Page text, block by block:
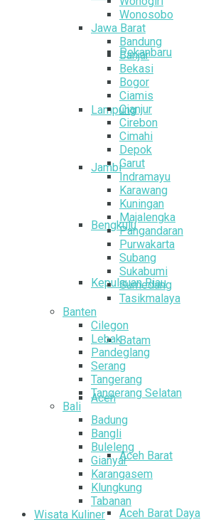
Pekanbaru
Lampung
Jambi
Bengkulu
Kepulauan Riau
Batam
Aceh
Aceh Barat
Aceh Barat Daya
Wonosobo
Jawa Barat
Bandung
Banjar
Bekasi
Bogor
Ciamis
Cianjur
Cirebon
Cimahi
Depok
Garut
Indramayu
Karawang
Kuningan
Majalengka
Pangandaran
Purwakarta
Subang
Sukabumi
Sumedang
Tasikmalaya
Banten
Cilegon
Lebak
Pandeglang
Serang
Tangerang
Tangerang Selatan
Bali
Badung
Bangli
Buleleng
Gianyar
Karangasem
Klungkung
Tabanan
Wisata Kuliner